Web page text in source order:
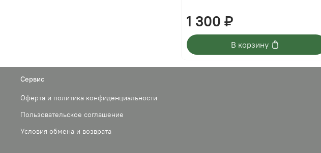
1 300 ₽
В корзину
Сервис
Оферта и политика конфиденциальности
Пользовательское соглашение
Условия обмена и возврата